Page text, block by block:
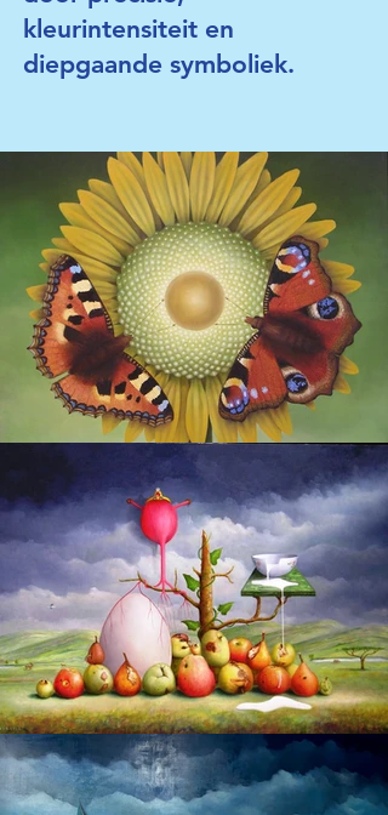
kleurintensiteit en
diepgaande symboliek.